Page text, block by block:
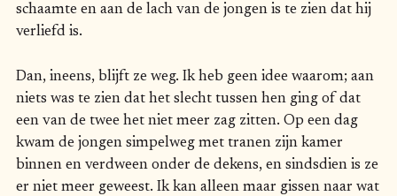
schaamte en aan de lach van de jongen is te zien dat hij
verliefd is.
Dan, ineens, blijft ze weg. Ik heb geen idee waarom; aan
niets was te zien dat het slecht tussen hen ging of dat
een van de twee het niet meer zag zitten. Op een dag
kwam de jongen simpelweg met tranen zijn kamer
binnen en verdween onder de dekens, en sindsdien is ze
er niet meer geweest. Ik kan alleen maar gissen naar wat